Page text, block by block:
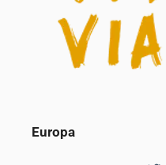
Europa